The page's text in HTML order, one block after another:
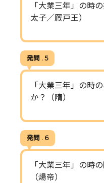
「大業三年」の時
太子／厩戸王）
発問 . 5
「大業三年」の時
か？（隋）
発問 . 6
「大業三年」の時
（煬帝）